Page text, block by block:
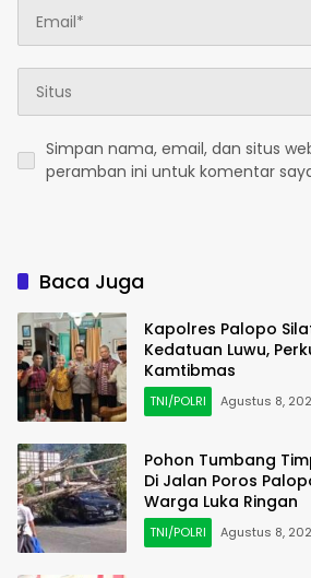
Simpan nama, email, dan situs
peramban ini untuk komentar
Baca Juga
Kapolres Palopo
Kedatuan Luwu,
Kamtibmas
TNI/POLRI Agustus 8,
Pohon Tumbang
Di Jalan Poros
Warga Luka Ringan
TNI/POLRI Agustus 8,